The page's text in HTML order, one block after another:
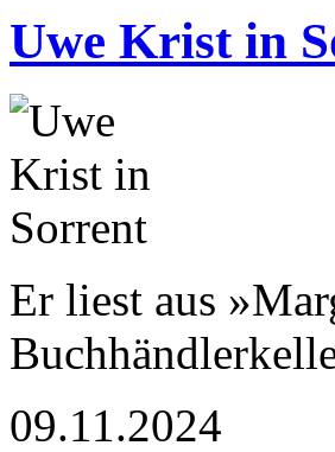
Uwe Krist in
Er liest aus
09.11.2024